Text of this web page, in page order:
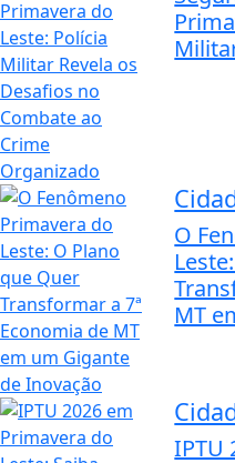
O
MT
IPTU